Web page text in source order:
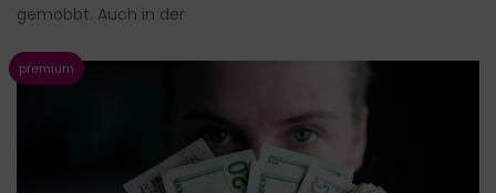
gemobbt. Auch in der